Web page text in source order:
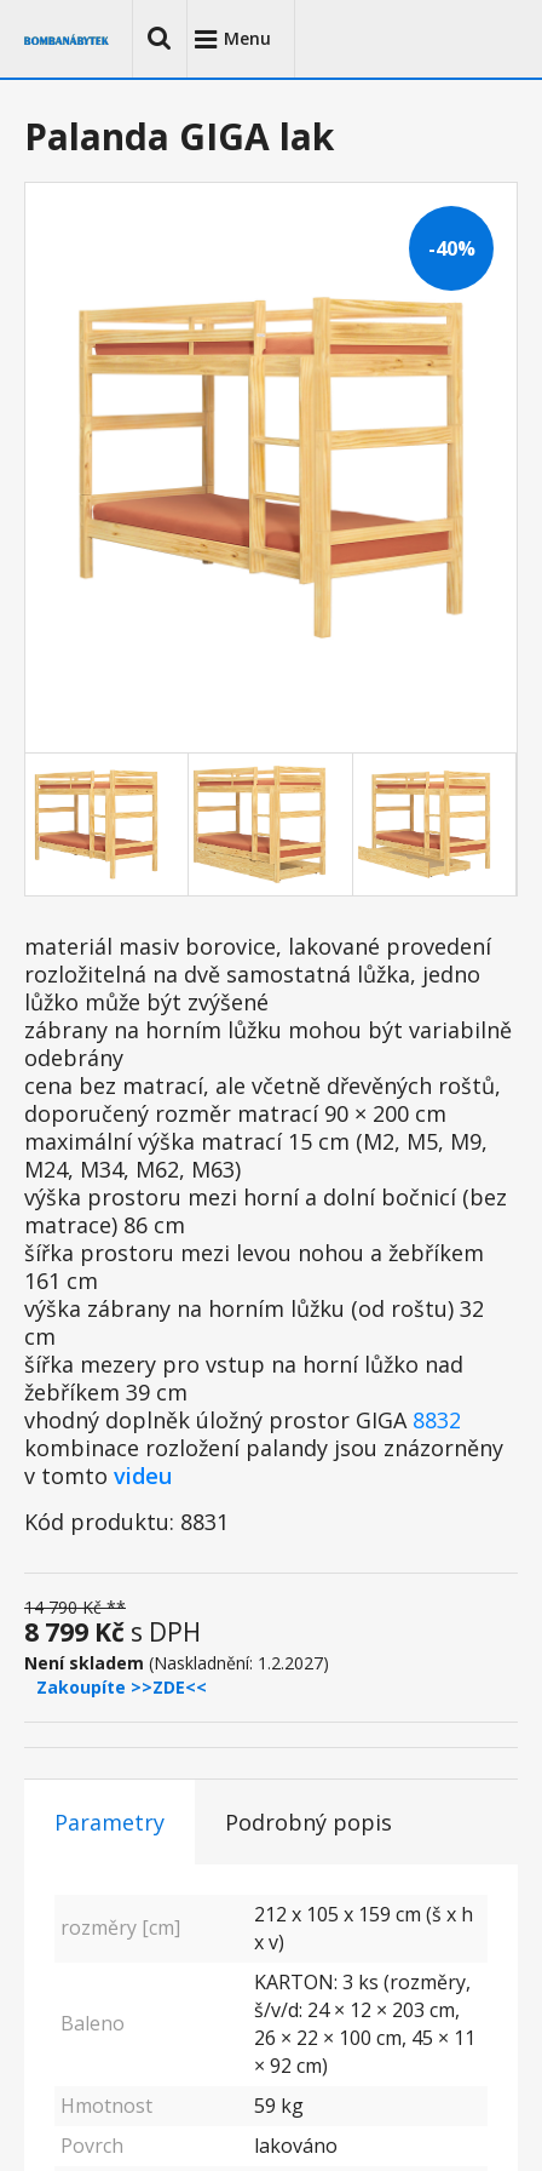
Menu
-40%
Palanda GIGA lak
materiál masiv borovice, lakované provedení
rozložitelná na dvě samostatná lůžka, jedno
lůžko může být zvýšené
zábrany na horním lůžku mohou být variabilně
odebrány
cena bez matrací, ale včetně dřevěných roštů,
doporučený rozměr matrací 90 × 200 cm
maximální výška matrací 15 cm (M2, M5, M9,
M24, M34, M62, M63)
výška prostoru mezi horní a dolní bočnicí (bez
matrace) 86 cm
šířka prostoru mezi levou nohou a žebříkem
161 cm
výška zábrany na horním lůžku (od roštu) 32
cm
šířka mezery pro vstup na horní lůžko nad
žebříkem 39 cm
vhodný doplněk úložný prostor GIGA 8832
kombinace rozložení palandy jsou znázorněny
v tomto videu
Kód produktu: 8831
14 790 Kč **
8 799 Kč s DPH
Není skladem (Naskladnění: 1.2.2027)
Zakoupíte >>ZDE<<
Parametry Podrobný popis
rozměry [cm]
212 x 105 x 159 cm (š x h
x v)
Baleno
KARTON: 3 ks (rozměry,
š/v/d: 24 × 12 × 203 cm,
26 × 22 × 100 cm, 45 × 11
× 92 cm)
Hmotnost
59 kg
Povrch
lakováno